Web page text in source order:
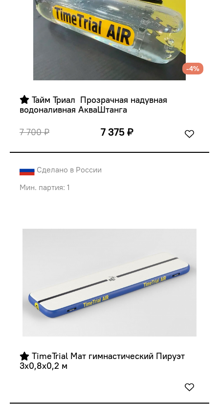
-4%
Тайм Триал  Прозрачная надувная
водоналивная АкваШтанга
7 700 ₽
7 375 ₽
Сделано в России
Мин. партия: 1
TimeTrial Мат гимнастический Пируэт
3х0,8х0,2 м